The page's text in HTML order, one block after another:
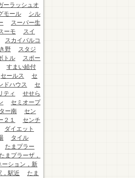
ーラッシュオ
モール
シル
スーパー生
ーモ
スイ
スカイバルコ
野
スタジ
トル
スポー
すまい給付
セールス
セ
ドハウス
セ
ティ
せせら
セミオープ
ー南
セン
２１
センチ
ダイエット
タイル
たまプラー
まプラーザ，
ーション，新
，駅近
たま